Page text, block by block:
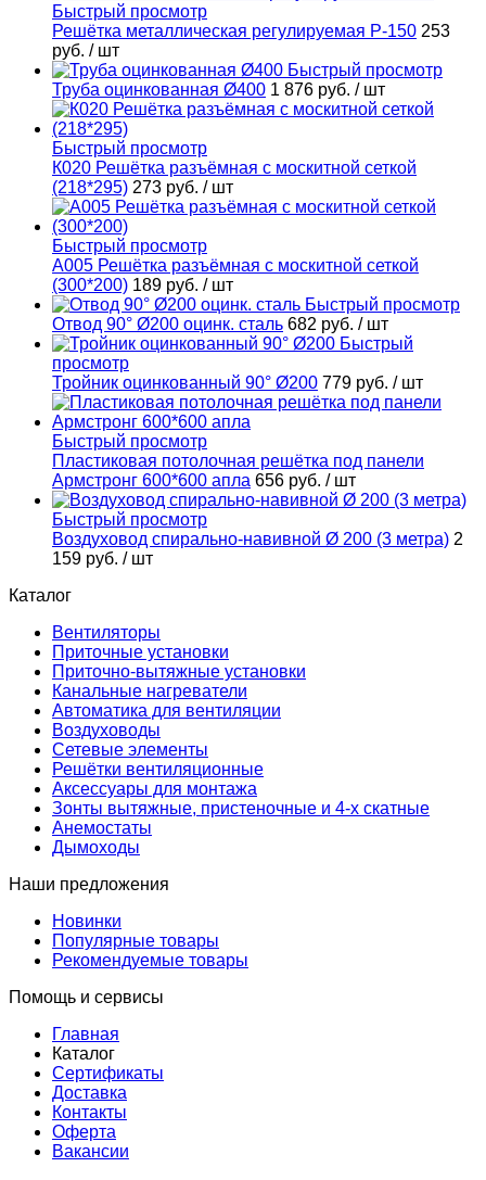
Быстрый просмотр
Решётка металлическая регулируемая Р-150 253
руб. / шт
Быстрый просмотр
Труба оцинкованная Ø400 1 876 руб. / шт
Быстрый просмотр
К020 Решётка разъёмная с москитной сеткой
(218*295) 273 руб. / шт
Быстрый просмотр
А005 Решётка разъёмная с москитной сеткой
(300*200) 189 руб. / шт
Быстрый просмотр
Отвод 90° Ø200 оцинк. сталь 682 руб. / шт
Быстрый
просмотр
Тройник оцинкованный 90° Ø200 779 руб. / шт
Быстрый просмотр
Пластиковая потолочная решётка под панели
Армстронг 600*600 апла 656 руб. / шт
Быстрый просмотр
Воздуховод спирально-навивной Ø 200 (3 метра) 2
159 руб. / шт
Каталог
Вентиляторы
Приточные установки
Приточно-вытяжные установки
Канальные нагреватели
Автоматика для вентиляции
Воздуховоды
Сетевые элементы
Решётки вентиляционные
Аксессуары для монтажа
Зонты вытяжные, пристеночные и 4-х скатные
Анемостаты
Дымоходы
Наши предложения
Новинки
Популярные товары
Рекомендуемые товары
Помощь и сервисы
Главная
Каталог
Сертификаты
Доставка
Контакты
Оферта
Вакансии